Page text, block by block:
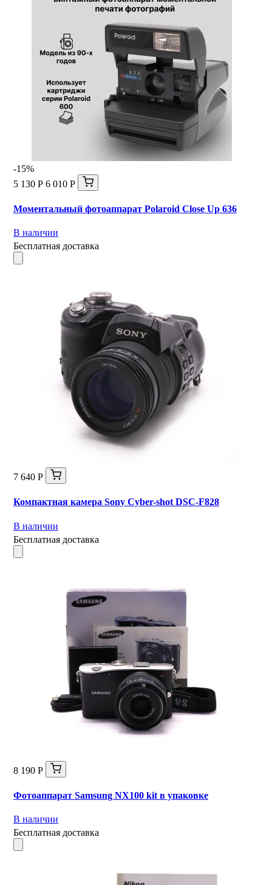
-15%
5 130 Р 6 010 Р
Моментальный фотоаппарат Polaroid Close Up 636
В наличии
Бесплатная доставка
7 640 Р
Компактная камера Sony Cyber-shot DSC-F828
В наличии
Бесплатная доставка
8 190 Р
Фотоаппарат Samsung NX100 kit в упаковке
В наличии
Бесплатная доставка